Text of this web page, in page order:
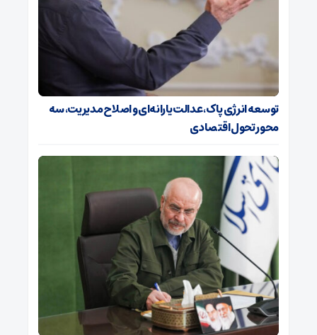
توسعه انرژی پاک، عدالت یارانه‌ای و اصلاح مدیریت، سه
محور تحول اقتصادی